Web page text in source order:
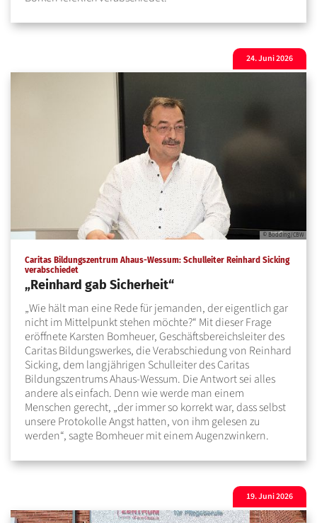
© Bödding/CBW
Caritas Bildungszentrum Ahaus-Wessum: Schulleiter Reinhard Sicking
verabschiedet:
„Reinhard gab Sicherheit“
24. Juni 2026
„Wie hält man eine Rede für jemanden, der eigentlich gar
nicht im Mittelpunkt stehen möchte?“ Mit dieser Frage
eröffnete Karsten Bomheuer, Geschäftsbereichsleiter des
Caritas Bildungswerkes, die Verabschiedung von Reinhard
Sicking, dem langjährigen Schulleiter des Caritas
Bildungszentrums Ahaus-Wessum. Die Antwort sei alles
andere als einfach. Denn wie werde man einem
Menschen gerecht, „der immer so korrekt war, dass selbst
unsere Protokolle Angst hatten, von ihm gelesen zu
werden“, sagte Bomheuer mit einem Augenzwinkern.
19. Juni 2026